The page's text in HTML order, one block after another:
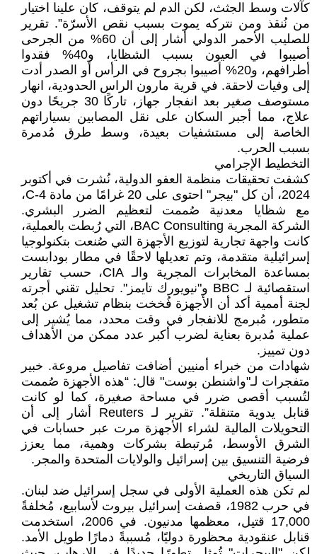
كآلات وسط الجثث، لكن الدم لم يتوقف، كان علينا اختيار
من نُنقذ ومن نتركه يموت بسبب نقص الأسرّة”. تقرير
للصليب الأحمر الدولي أشار إلى أن 60% من الجرحى
أصيبوا في العيون بسبب الشظايا، و40% فقدوا
أطرافهم، و20% أصيبوا بجروح في الرأس أو الصدر أدت
إلى وفيات لاحقة. في قرية مارون الراس الحدودية، انهار
مستوصف صغير بعد انفجار جهاز، تاركًا 30 جريحًا دون
علاج، مما أجبر السكان على نقل المصابين بسياراتهم
الخاصة إلى مستشفيات بعيدة، وسط طرق مُدمرة
بسبب الحرب.
التخطيط الإجرامي
كشفت تحقيقات منظمة العفو الدولية، نُشرت في أكتوبر
2024، أن كل "بيجر" احتوى على 20 غرامًا من مادة C-4،
مع شظايا معدنية صُممت لتعظيم الضرر البشري.
الشركة المجرية BAC Consulting، التي رُبطت بالعملية،
كانت واجهة تجارية لتوزيع الأجهزة التي صُنعت بتكنولوجيا
إسرائيلية متقدمة، وتم تعديلها لاحقًا في مطار بودابست
بمساعدة المخابرات المجرية والـ CIA، حسب تقارير
استقصائية لـ BBC و"نيويورك تايمز". تحليل تقني أجرته
لجنة أممية أكد أن الأجهزة فُخخت بنظام تشغيل عن بُعد
متطور، مُبرمج للانفجار في وقت محدد، مما يُشير إلى
عملية مُدبرة بعناية لضرب أكبر عدد ممكن من الأهداف
دون تمييز.
شهادات من خبراء أمنيين أضافت تفاصيل مروعة. خبير
متفجرات لـ"واشنطن بوست" قال: “هذه الأجهزة صُممت
لتُسبب أقصى ضرر في مساحة صغيرة، كما لو كانت
قنابل يدوية متنقلة”. تقرير لـ Reuters أشار إلى أن
التحويلات المالية لشراء الأجهزة مرت عبر حسابات في
الشرق الأوسط، مُرتبطة بشركات وهمية، مما يعزز
فرضية التنسيق بين إسرائيل والولايات المتحدة والمجر.
السياق التاريخي
لم تكن هذه العملية الأولى في سجل إسرائيل ضد لبنان.
في حرب 1982، قصفت إسرائيل بيروت لأسابيع، مُخلفةً
17,000 قتيل، معظمها مدنيون. في 2006، استخدمت
قنابل عنقودية محظورة دوليًا، مُسببةً دمارًا طويل الأمد.